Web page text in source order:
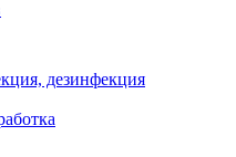
дезинфекция